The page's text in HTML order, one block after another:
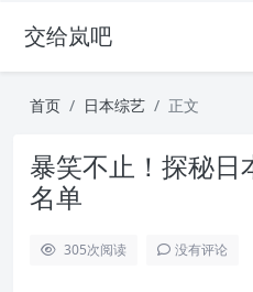
交给岚吧
首页 日本综艺 正文
暴笑不止！探秘日
名单
305次阅读 没有评论